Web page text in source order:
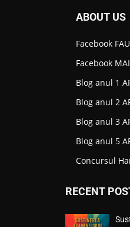
ABOUT US
Facebook
Facebook MAI
Blog anul 1
Blog anul 2
Blog anul 3
Blog anul 5
Concursul
RECENT